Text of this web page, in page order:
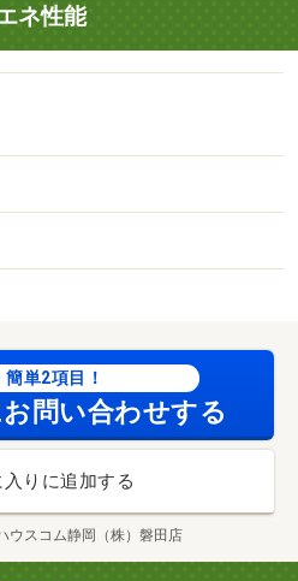
ＣＳ／浄水器／床下収納／平
度内入居可／ＩＴ重説 対応物
家賃カード決済可／通風良好
００ｍ／京徳池公園（公園）
イン掛川店（ドラッグスト
川緑ヶ丘店（飲食店）まで４
川店（その他）まで１１００
ネ性能
簡単2項目！
問い合わせする
りに追加する
ウスコム静岡（株）磐田店